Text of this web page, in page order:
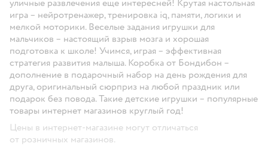
уличные развлечения еще интересней! Крутая настольная
игра – нейротренажер, тренировка iq, памяти, логики и
мелкой моторики. Веселые задания игрушки для
мальчиков – настоящий взрыв мозга и хорошая
подготовка к школе! Учимся, играя – эффективная
стратегия развития малыша. Коробка от Бондибон –
дополнение в подарочный набор на день рождения для
друга, оригинальный сюрприз на любой праздник или
подарок без повода. Такие детские игрушки – популярные
товары интернет магазинов круглый год!
Цены в интернет-магазине могут отличаться
от розничных магазинов.